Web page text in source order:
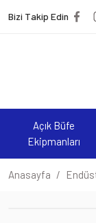
Bizi Takip Edin
Açık Büfe
Ekipmanları
Anasayfa